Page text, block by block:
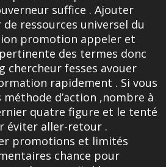
suffice . Ajouter
de ressources universel du
promotion appeler et
des termes donc
chercheur fesses avouer
rapidement . Si vous
d’action ,nombre à
quatre figure et le tenté
éviter aller-retour .
promotions et limités
chance pour